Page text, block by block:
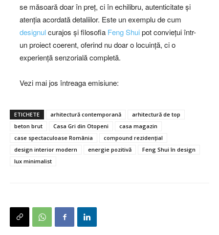
se măsoară doar în preț, ci în echilibru, autenticitate și
atenția acordată detaliilor. Este un exemplu de cum
designulcurajos și filosofia Feng Shuipot conviețui într-
un proiect coerent, oferind nu doar o locuință, ci o
experiență senzorială completă.
Vezi mai jos întreaga emisiune:
ETICHETE arhitectură contemporană
arhitectură de top
beton brut
Casa Gri din Otopeni
casa magazin
case spectaculoase România
compound rezidențial
design interior modern
energie pozitivă
Feng Shui în design
lux minimalist